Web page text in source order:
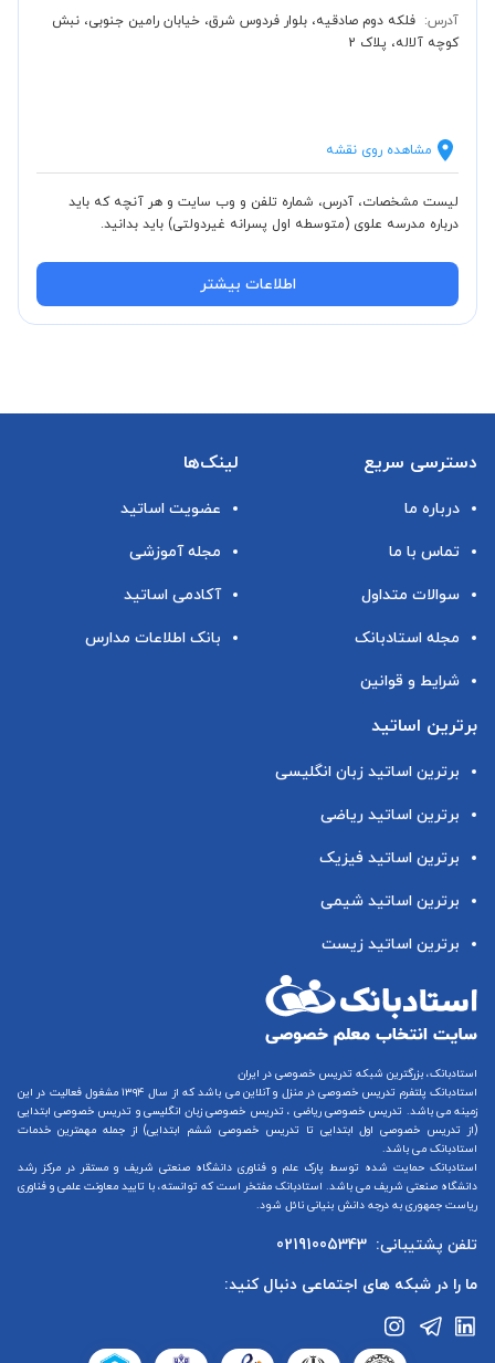
آدرس: فلکه دوم صادقیه، بلوار فردوس شرق، خیابان رامین جنوبی، نبش
کوچه آلاله، پلاک 2
مشاهده روی نقشه
لیست مشخصات، آدرس، شماره تلفن و وب سایت و هر آنچه که باید
درباره مدرسه علوی (متوسطه اول پسرانه غیردولتی) باید بدانید.
اطلاعات بیشتر
دسترسی سریع
درباره ما
تماس با ما
سوالات متداول
مجله استادبانک
شرایط و قوانین
لینک‌ها
عضویت اساتید
مجله آموزشی
آکادمی اساتید
بانک اطلاعات مدارس
برترین اساتید
برترین اساتید زبان انگلیسی
برترین اساتید ریاضی
برترین اساتید فیزیک
برترین اساتید شیمی
برترین اساتید زیست
استادبانک، بزرگترین شبکه تدریس خصوصی در ایران
استادبانک پلتفرم تدریس خصوصی در منزل و آنلاین
می باشد که از سال ۱۳۹۴ مشغول فعالیت در این
زمینه می باشد. تدریس خصوصی ریاضی ، تدریس خصوصی زبان انگلیسیو تدریس خصوصی ابتدایی
(از تدریس خصوصی اول ابتدایی تا تدریس خصوصی ششم ابتدایی) از جمله مهمترین خدمات
استادبانک می باشد.
استادبانک حمایت شده توسط پارک علم و فناوری دانشگاه صنعتی شریف و مستقر در مرکز رشد
دانشگاه صنعتی شریف می باشد. استادبانک مفتخر است که توانسته، با تایید معاونت علمی و فناوری
ریاست جمهوری به درجه دانش بنیانی نائل شود.
تلفن پشتیبانی: 02191005343
ما را در شبکه های اجتماعی دنبال کنید: